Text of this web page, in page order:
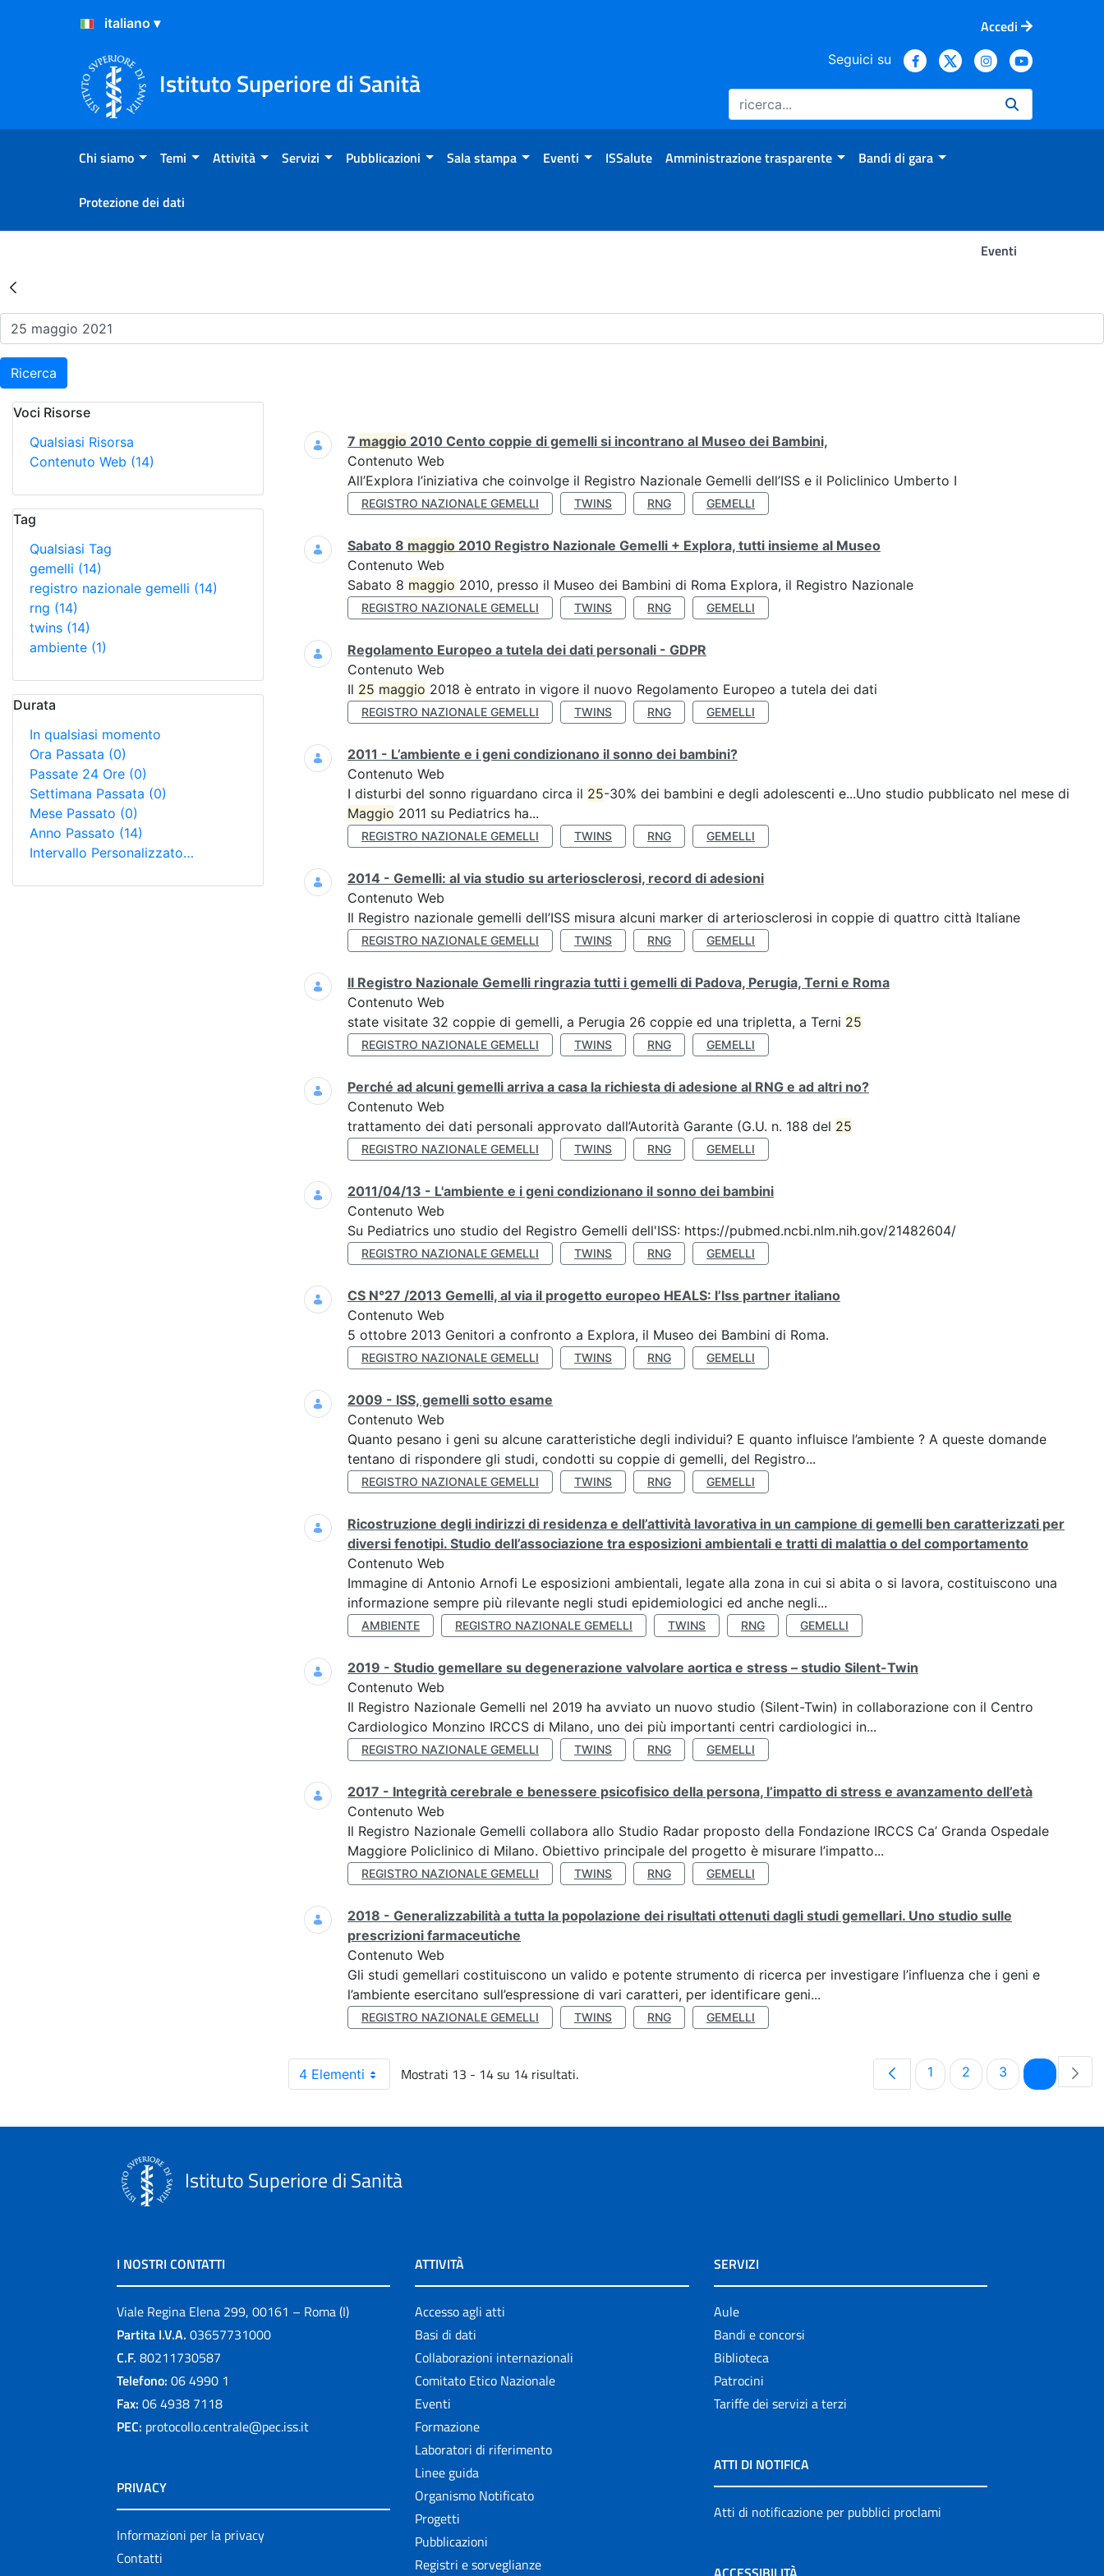
Salta al Contenuto
Salta al Footer
Accedi
Istituto Superiore di Sanità
Seguici su
Chi siamo Temi Attività Servizi Pubblicazioni Sala stampa Eventi ISSalute Amministrazione trasparente Bandi di gara
Protezione dei dati
Eventi
Risultati della Ricerca - Eventi
Ricerca
Voci Risorse
Qualsiasi Risorsa
Contenuto Web (14)
Tag
Qualsiasi Tag
gemelli (14)
registro nazionale gemelli (14)
rng (14)
twins (14)
ambiente (1)
Durata
In qualsiasi momento
Ora Passata (0)
Passate 24 Ore (0)
Settimana Passata (0)
Mese Passato (0)
Anno Passato (14)
Intervallo Personalizzato…
Ricerca
7 maggio 2010 Cento coppie di gemelli si incontrano al Museo dei Bambini,
Contenuto Web
All’Explora l’iniziativa che coinvolge il Registro Nazionale Gemelli dell’ISS e il Policlinico Umberto I
REGISTRO NAZIONALE GEMELLI TWINS RNG GEMELLI
Sabato 8 maggio 2010 Registro Nazionale Gemelli + Explora, tutti insieme al Museo
Contenuto Web
Sabato 8 maggio 2010, presso il Museo dei Bambini di Roma Explora, il Registro Nazionale
REGISTRO NAZIONALE GEMELLI TWINS RNG GEMELLI
Regolamento Europeo a tutela dei dati personali - GDPR
Contenuto Web
Il 25 maggio 2018 è entrato in vigore il nuovo Regolamento Europeo a tutela dei dati
REGISTRO NAZIONALE GEMELLI TWINS RNG GEMELLI
2011 - L’ambiente e i geni condizionano il sonno dei bambini?
Contenuto Web
I disturbi del sonno riguardano circa il 25-30% dei bambini e degli adolescenti e...Uno studio pubblicato nel mese di
Maggio 2011 su Pediatrics ha...
REGISTRO NAZIONALE GEMELLI TWINS RNG GEMELLI
2014 - Gemelli: al via studio su arteriosclerosi, record di adesioni
Contenuto Web
Il Registro nazionale gemelli dell’ISS misura alcuni marker di arteriosclerosi in coppie di quattro città Italiane
REGISTRO NAZIONALE GEMELLI TWINS RNG GEMELLI
Il Registro Nazionale Gemelli ringrazia tutti i gemelli di Padova, Perugia, Terni e Roma
Contenuto Web
state visitate 32 coppie di gemelli, a Perugia 26 coppie ed una tripletta, a Terni 25
REGISTRO NAZIONALE GEMELLI TWINS RNG GEMELLI
Perché ad alcuni gemelli arriva a casa la richiesta di adesione al RNG e ad altri no?
Contenuto Web
trattamento dei dati personali approvato dall’Autorità Garante (G.U. n. 188 del 25
REGISTRO NAZIONALE GEMELLI TWINS RNG GEMELLI
2011/04/13 - L'ambiente e i geni condizionano il sonno dei bambini
Contenuto Web
Su Pediatrics uno studio del Registro Gemelli dell'ISS: https://pubmed.ncbi.nlm.nih.gov/21482604/
REGISTRO NAZIONALE GEMELLI TWINS RNG GEMELLI
CS N°27 /2013 Gemelli, al via il progetto europeo HEALS: l’Iss partner italiano
Contenuto Web
5 ottobre 2013 Genitori a confronto a Explora, il Museo dei Bambini di Roma.
REGISTRO NAZIONALE GEMELLI TWINS RNG GEMELLI
2009 - ISS, gemelli sotto esame
Contenuto Web
Quanto pesano i geni su alcune caratteristiche degli individui? E quanto influisce l’ambiente ? A queste domande
tentano di rispondere gli studi, condotti su coppie di gemelli, del Registro...
REGISTRO NAZIONALE GEMELLI TWINS RNG GEMELLI
Ricostruzione degli indirizzi di residenza e dell’attività lavorativa in un campione di gemelli ben caratterizzati per
diversi fenotipi. Studio dell’associazione tra esposizioni ambientali e tratti di malattia o del comportamento
Contenuto Web
Immagine di Antonio Arnofi Le esposizioni ambientali, legate alla zona in cui si abita o si lavora, costituiscono una
informazione sempre più rilevante negli studi epidemiologici ed anche negli...
AMBIENTE REGISTRO NAZIONALE GEMELLI TWINS RNG GEMELLI
2019 - Studio gemellare su degenerazione valvolare aortica e stress – studio Silent-Twin
Contenuto Web
Il Registro Nazionale Gemelli nel 2019 ha avviato un nuovo studio (Silent-Twin) in collaborazione con il Centro
Cardiologico Monzino IRCCS di Milano, uno dei più importanti centri cardiologici in...
REGISTRO NAZIONALE GEMELLI TWINS RNG GEMELLI
2017 - Integrità cerebrale e benessere psicofisico della persona, l’impatto di stress e avanzamento dell’età
Contenuto Web
Il Registro Nazionale Gemelli collabora allo Studio Radar proposto della Fondazione IRCCS Ca’ Granda Ospedale
Maggiore Policlinico di Milano. Obiettivo principale del progetto è misurare l’impatto...
REGISTRO NAZIONALE GEMELLI TWINS RNG GEMELLI
2018 - Generalizzabilità a tutta la popolazione dei risultati ottenuti dagli studi gemellari. Uno studio sulle
prescrizioni farmaceutiche
Contenuto Web
Gli studi gemellari costituiscono un valido e potente strumento di ricerca per investigare l’influenza che i geni e
l’ambiente esercitano sull’espressione di vari caratteri, per identificare geni...
REGISTRO NAZIONALE GEMELLI TWINS RNG GEMELLI
4 Elementi Mostrati 13 - 14 su 14 risultati. Pagina
1 Pagina
2 Pagina
3 Pagina
Istituto Superiore di Sanità
I NOSTRI CONTATTI
Viale Regina Elena 299, 00161 – Roma (I)
Partita I.V.A. 03657731000
C.F. 80211730587
Telefono: 06 4990 1
Fax: 06 4938 7118
PEC: protocollo.centrale@pec.iss.it
PRIVACY
Informazioni per la privacy
Contatti
ATTIVITÀ
Accesso agli atti
Basi di dati
Collaborazioni internazionali
Comitato Etico Nazionale
Eventi
Formazione
Laboratori di riferimento
Linee guida
Organismo Notificato
Progetti
Pubblicazioni
Registri e sorveglianze
SERVIZI
Aule
Bandi e concorsi
Biblioteca
Patrocini
Tariffe dei servizi a terzi
ATTI DI NOTIFICA
Atti di notificazione per pubblici proclami